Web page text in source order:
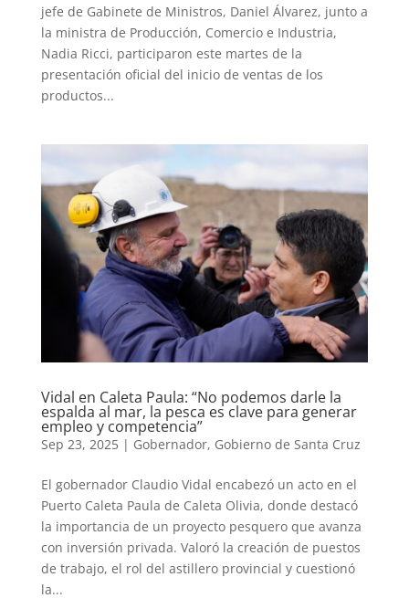
jefe de Gabinete de Ministros, Daniel Álvarez, junto a
la ministra de Producción, Comercio e Industria,
Nadia Ricci, participaron este martes de la
presentación oficial del inicio de ventas de los
productos...
Vidal en Caleta Paula: “No podemos darle la
espalda al mar, la pesca es clave para generar
empleo y competencia”
Sep 23, 2025| Gobernador, Gobierno de Santa Cruz
El gobernador Claudio Vidal encabezó un acto en el
Puerto Caleta Paula de Caleta Olivia, donde destacó
la importancia de un proyecto pesquero que avanza
con inversión privada. Valoró la creación de puestos
de trabajo, el rol del astillero provincial y cuestionó
la...